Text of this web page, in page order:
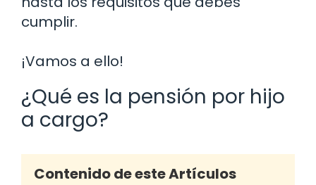
cumplir.
¡Vamos a ello!
¿Qué es la pensión por hijo
a cargo?
Contenido de este Artículos